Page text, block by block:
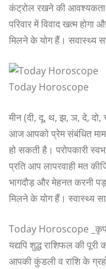
कंट्रोल रखने की आवश्यकता
परिवार में विवाद खत्म होगा
मिलने के योग हैं। सवास्थ्य
Today Horoscope
मीन (दी, दू, थ, झ, ञ, दे, दो,
आज आपको प्रेम संबंधित
हो सकती है। परोपकारी
प्रति आप लापरवाही मत
भागदौड़ और मेहनत करनी
मिलने के योग हैं। स्वास्थ्य
Today Horoscope
यद्यपि शुद्ध राशिफल की
आपकी कुंडली व राशि के